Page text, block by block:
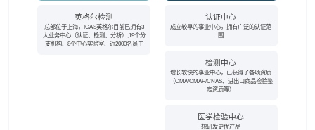
英格尔检测
总部位于上海，ICAS英格尔目前已拥有3
大业务中心（认证、检测、分析）,19个分
支机构、8个中心实验室、近2000名员工
认证中心
成立较早的事业中心，拥有广泛的认证范
围
检测中心
增长较快的事业中心，已获得了各项资质
（CMA/CMAF/CNAS、进出口商品检验鉴
定资质等）
医学检验中心
想研发更优产品